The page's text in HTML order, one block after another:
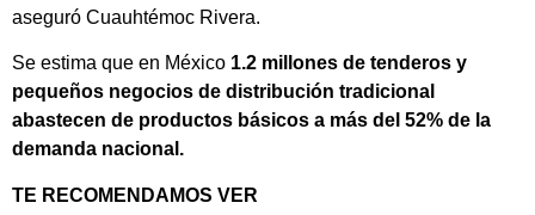
aseguró Cuauhtémoc Rivera.
Se estima que en México 1.2 millones de tenderos y
pequeños negocios de distribución tradicional
abastecen de productos básicos a más del 52% de la
demanda nacional.
TE RECOMENDAMOS VER